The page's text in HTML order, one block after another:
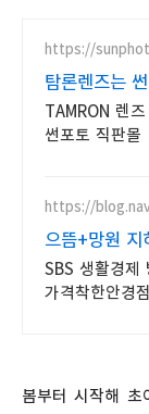
https://
탐론렌즈는
TAMRON 렌
썬포토 직판몰
https://
으뜸+망원 지
8월더욱강력
SBS 생활경제
가격착한안경
봄부터 시작해 초